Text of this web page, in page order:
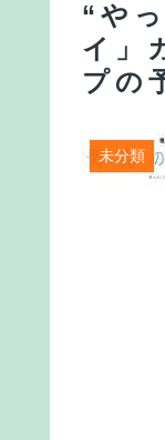
“や
イ」
プの
未分類